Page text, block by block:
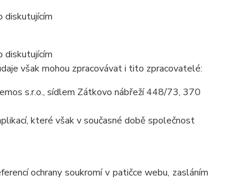
diskutujícím
diskutujícím
však mohou zpracovávat i tito zpracovatelé:
s.r.o., sídlem Zátkovo nábřeží 448/73, 370
které však v současné době společnost
ochrany soukromí v patičce webu, zasláním